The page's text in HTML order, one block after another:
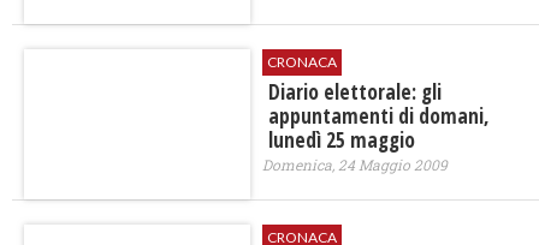
CRONACA
Diario elettorale: gli
appuntamenti di domani,
lunedì 25 maggio
Domenica, 24 Maggio 2009
CRONACA